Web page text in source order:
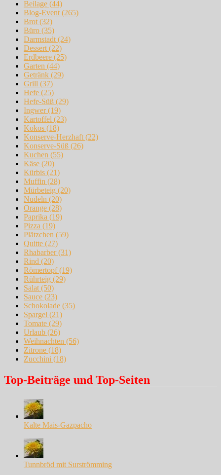
Beilage (44)
Blog-Event (265)
Brot (32)
Büro (35)
Darmstadt (24)
Dessert (22)
Erdbeere (25)
Garten (44)
Getränk (29)
Grill (37)
Hefe (25)
Hefe-Süß (29)
Ingwer(19)
Kartoffel (23)
Kokos (18)
Konserve-Herzhaft (22)
Konserve-Süß (26)
Kuchen (55)
Käse (20)
Kürbis (21)
Muffin (28)
Mürbeteig (20)
Nudeln (20)
Orange (28)
Paprika (19)
Pizza (19)
Plätzchen (59)
Quitte (27)
Rhabarber(31)
Rind (20)
Römertopf(19)
Rührteig (29)
Salat (50)
Sauce (23)
Schokolade (35)
Spargel (21)
Tomate (29)
Urlaub (26)
Weihnachten (56)
Zitrone (18)
Zucchini (18)
Top-Beiträge und Top-Seiten
Kalte Mais-Gazpacho
Tunnbröd mit Surströmming